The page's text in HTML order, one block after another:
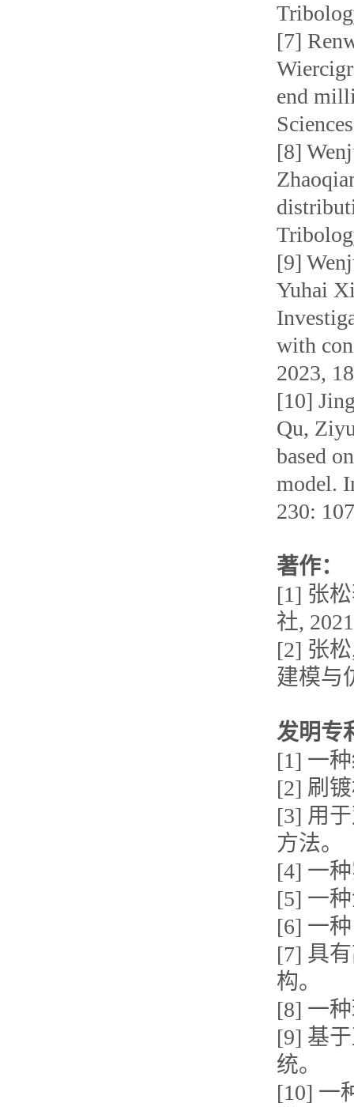
[7]
end
[8]
[9]
Yuhai
with
2023,
[10]
Qu,
based
model.
230:
著作：
[1] 张
社,
[2] 张
建模与
发明专
[1] 一
[2] 刷
[3] 用
方法。
[4] 一
[5] 一
[6] 一
[7] 具
构。
[8] 一
[9] 基
统。
[10] 一